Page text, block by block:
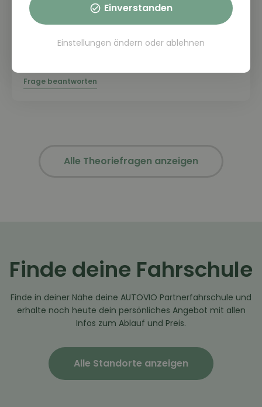
THEORIE FRAGE: 1.1.01-113
Alle Theoriefragen anzeigen
Finde deine Fahrschule
Finde in deiner Nähe deine AUTOVIO Partnerfahrschule und
erhalte noch heute dein persönliches Angebot mit allen
Infos zum Ablauf und Preis.
Alle Standorte anzeigen
Einverstanden
Einstellungen ändern oder ablehnen